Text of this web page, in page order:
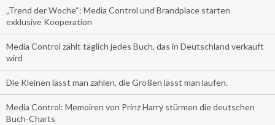
„Trend der Woche“: Media Control und Brandplace starten
exklusive Kooperation
Media Control zählt täglich jedes Buch, das in Deutschland verkauft
wird
Die Kleinen lässt man zahlen, die Großen lässt man laufen.
Media Control: Memoiren von Prinz Harry stürmen die deutschen
Buch-Charts